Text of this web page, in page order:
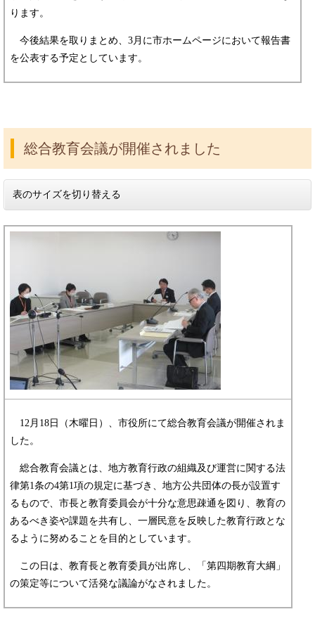
ります。
今後結果を取りまとめ、3月に市ホームページにおいて報告書
を公表する予定としています。
総合教育会議が開催されました
表のサイズを切り替える
12月18日（木曜日）、市役所にて総合教育会議が開催されま
した。
総合教育会議とは、地方教育行政の組織及び運営に関する法
律第1条の4第1項の規定に基づき、地方公共団体の長が設置す
るもので、市長と教育委員会が十分な意思疎通を図り、教育の
あるべき姿や課題を共有し、一層民意を反映した教育行政とな
るように努めることを目的としています。
この日は、教育長と教育委員が出席し、「第四期教育大綱」
の策定等について活発な議論がなされました。